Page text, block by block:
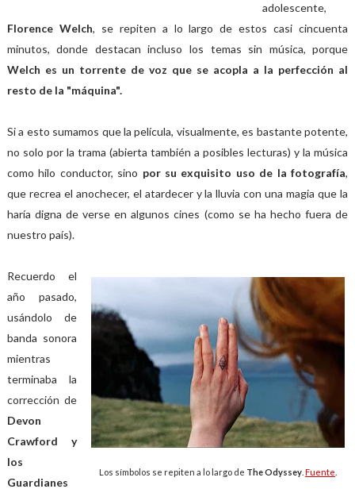
adolescente,
Florence Welch, se repiten a lo largo de estos casi cincuenta
minutos, donde destacan incluso los temas sin música, porque
Welch es un torrente de voz que se acopla a la perfección al
resto de la "máquina".
Si a esto sumamos que la película, visualmente, es bastante potente,
no solo por la trama (abierta también a posibles lecturas) y la música
como hilo conductor, sino por su exquisito uso de la fotografía,
que recrea el anochecer, el atardecer y la lluvia con una magia que la
haría digna de verse en algunos cines (como se ha hecho fuera de
nuestro país).
Los símbolos se repiten a lo largo de The Odyssey .Fuente
Recuerdo el
año pasado,
usándolo de
banda sonora
mientras
terminaba la
corrección de
Devon
Crawford y
los
Guardianes